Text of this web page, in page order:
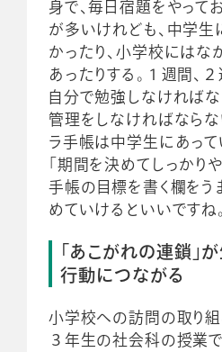
身で、毎日宿題をやって
が多いけれども、中学
かったり、小学校にはな
あったりする。１週間、
自分で勉強しなければな
管理をしなければならな
ラ手帳は中学生にあって
「期間を決めてしっかりや
手帳の目標を書く欄をう
めていけるといいですね。
「あこがれの連鎖」
行動につながる
小学校への訪問の取り
３年生の社会科の授業で